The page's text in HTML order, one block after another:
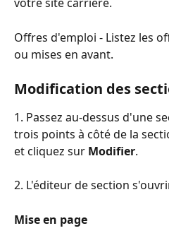
Offres d'emploi - Listez les
ou mises en avant.
Modification des
1. Passez au-dessus d'une
trois points à côté de la
et cliquez sur Modifier.
2. L'éditeur de section
Mise en page